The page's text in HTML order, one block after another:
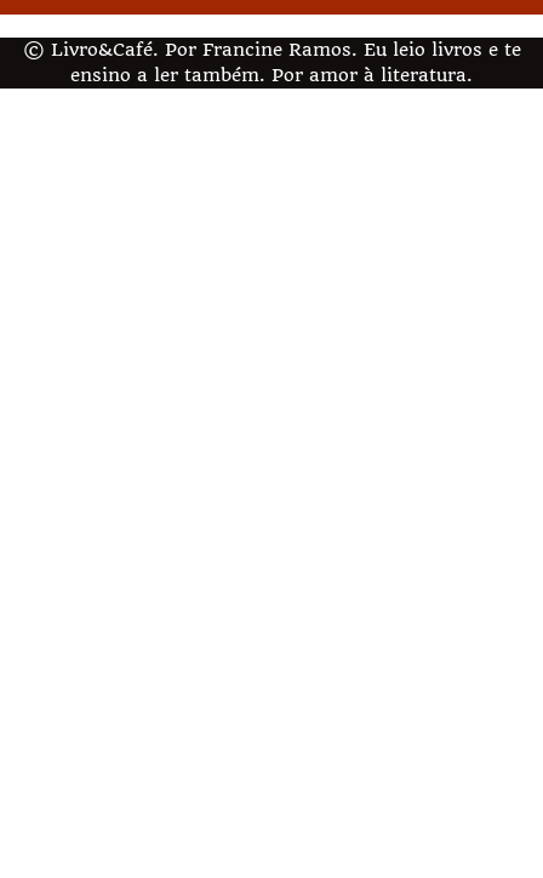
© Livro&Café. Por Francine Ramos. Eu leio livros e te
ensino a ler também. Por amor à literatura.